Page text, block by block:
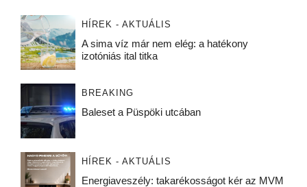
HÍREK - AKTUÁLIS
A sima víz már nem elég: a hatékony
izotóniás ital titka
BREAKING
Baleset a Püspöki utcában
HÍREK - AKTUÁLIS
Energiaveszély: takarékosságot kér az MVM